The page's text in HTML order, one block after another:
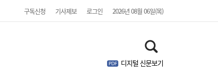
구독신청 기사제보 로그인 2026년 08월 06일(목)
디지털 신문보기
“다작王 타이틀 어디로?”…넷마블에 물었더